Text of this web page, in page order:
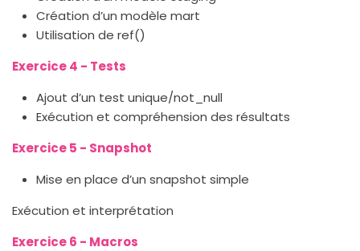
Création d’un modèle mart
Utilisation de ref()
Exercice 4 - Tests
Ajout d’un test unique/not_null
Exécution et compréhension des résultats
Exercice 5 - Snapshot
Mise en place d’un snapshot simple
Exécution et interprétation
Exercice 6 - Macros